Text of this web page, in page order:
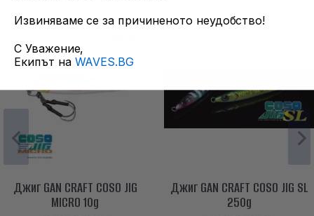
Джиг GAN CRAFT COSO JIG
MICRO 10g
Джиг GAN CRAFT COSO JIG SL
250g
Извиняваме се за причиненото неудобство!
С Уважение,
Екипът на WAVES.BG